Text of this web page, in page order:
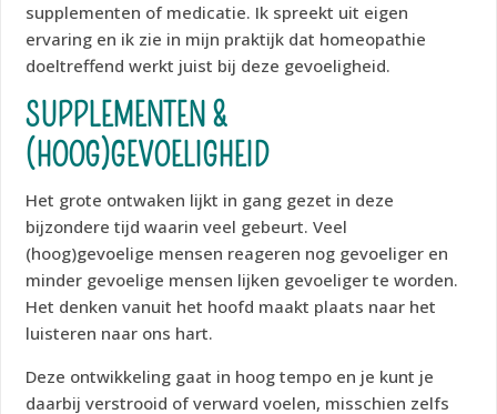
supplementen of medicatie. Ik spreekt uit eigen
ervaring en ik zie in mijn praktijk dat homeopathie
doeltreffend werkt juist bij deze gevoeligheid.
SUPPLEMENTEN &
(HOOG)GEVOELIGHEID
Het grote ontwaken lijkt in gang gezet in deze
bijzondere tijd waarin veel gebeurt. Veel
(hoog)gevoelige mensen reageren nog gevoeliger en
minder gevoelige mensen lijken gevoeliger te worden.
Het denken vanuit het hoofd maakt plaats naar het
luisteren naar ons hart.
Deze ontwikkeling gaat in hoog tempo en je kunt je
daarbij verstrooid of verward voelen, misschien zelfs